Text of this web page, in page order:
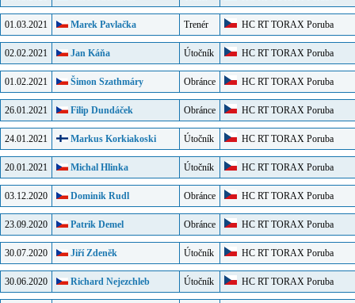
01.03.2021 Marek Pavlačka Trenér HC RT TORAX Poruba
02.02.2021 Jan Káňa Útočník HC RT TORAX Poruba
01.02.2021 Šimon Szathmáry Obránce HC RT TORAX Poruba
26.01.2021 Filip Dundáček Obránce HC RT TORAX Poruba
24.01.2021 Markus Korkiakoski Útočník HC RT TORAX Poruba
20.01.2021 Michal Hlinka Útočník HC RT TORAX Poruba
03.12.2020 Dominik Rudl Obránce HC RT TORAX Poruba
23.09.2020 Patrik Demel Obránce HC RT TORAX Poruba
30.07.2020 Jiří Zdeněk Útočník HC RT TORAX Poruba
30.06.2020 Richard Nejezchleb Útočník HC RT TORAX Poruba